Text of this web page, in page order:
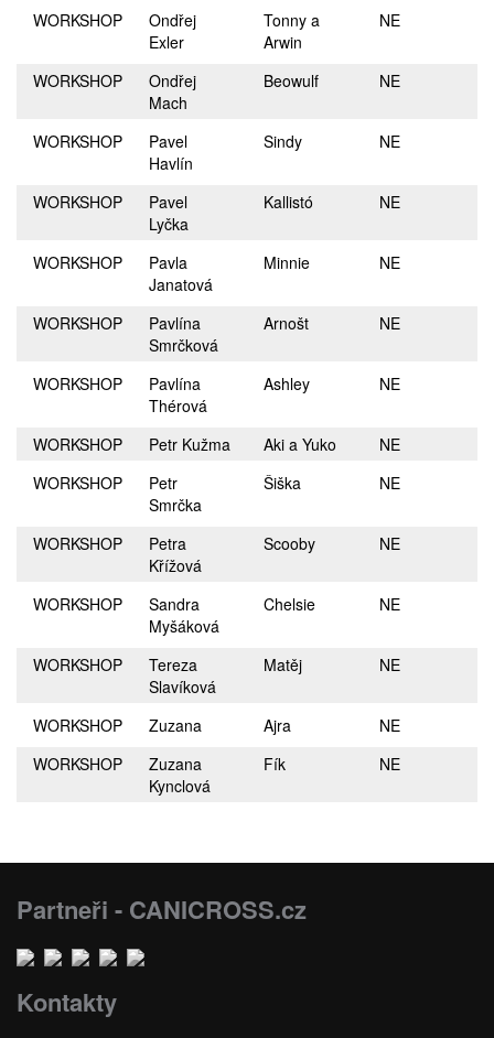
WORKSHOP
Ondřej
Exler
Tonny a
Arwin
NE
WORKSHOP
Ondřej
Mach
Beowulf NE
WORKSHOP
Pavel
Havlín
Sindy NE
WORKSHOP
Pavel
Lyčka
Kallistó NE
WORKSHOP
Pavla
Janatová
Minnie NE
WORKSHOP
Pavlína
Smrčková
Arnošt NE
WORKSHOP
Pavlína
Thérová
Ashley NE
WORKSHOP Petr Kužma Aki a Yuko
NE
WORKSHOP
Petr
Smrčka
Šiška NE
WORKSHOP
Petra
Křížová
Scooby NE
WORKSHOP
Sandra
Myšáková
Chelsie NE
WORKSHOP
Tereza
Slavíková
Matěj NE
WORKSHOP Zuzana Ajra
NE
WORKSHOP
Zuzana
Kynclová
Fík NE
Partneři - CANICROSS.cz
Kontakty